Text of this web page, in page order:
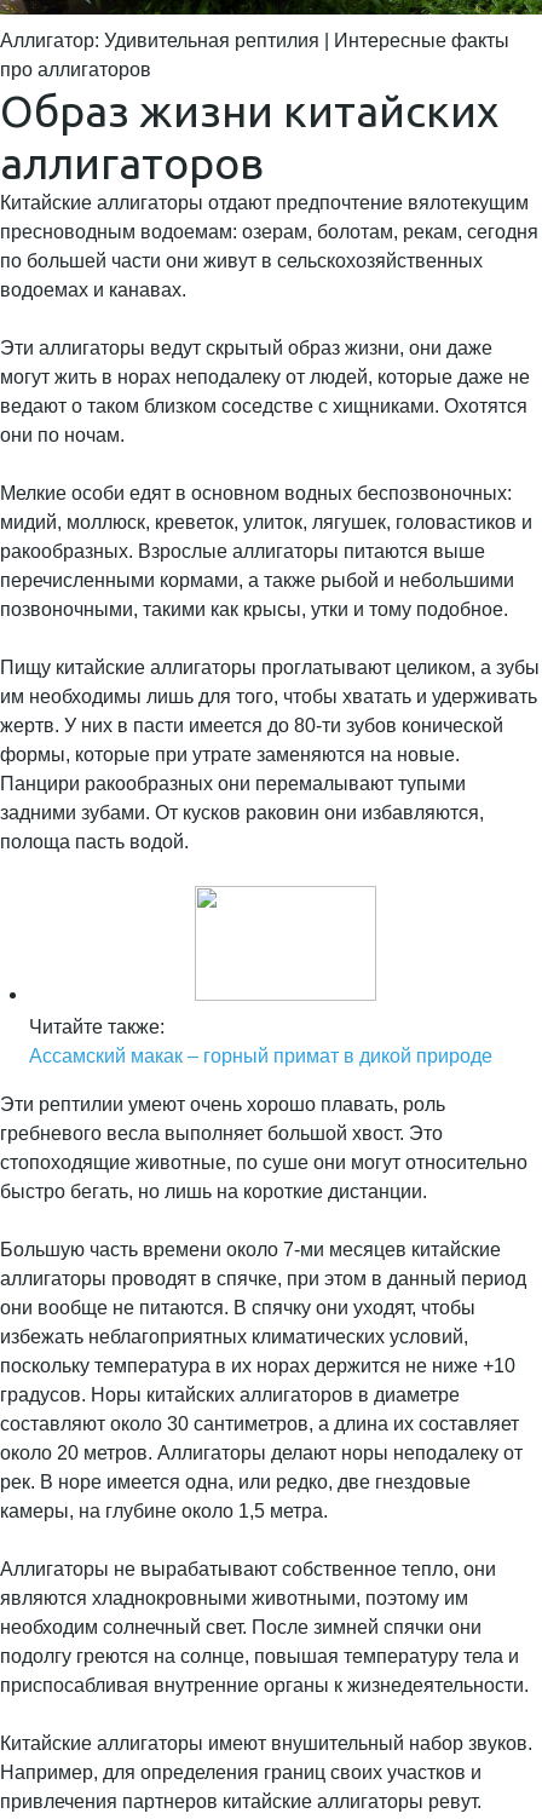
Аллигатор: Удивительная рептилия | Интересные факты
про аллигаторов
Образ жизни китайских
аллигаторов
Китайские аллигаторы отдают предпочтение вялотекущим
пресноводным водоемам: озерам, болотам, рекам, сегодня
по большей части они живут в сельскохозяйственных
водоемах и канавах.
Эти аллигаторы ведут скрытый образ жизни, они даже
могут жить в норах неподалеку от людей, которые даже не
ведают о таком близком соседстве с хищниками. Охотятся
они по ночам.
Мелкие особи едят в основном водных беспозвоночных:
мидий, моллюск, креветок, улиток, лягушек, головастиков и
ракообразных. Взрослые аллигаторы питаются выше
перечисленными кормами, а также рыбой и небольшими
позвоночными, такими как крысы, утки и тому подобное.
Пищу китайские аллигаторы проглатывают целиком, а зубы
им необходимы лишь для того, чтобы хватать и удерживать
жертв. У них в пасти имеется до 80-ти зубов конической
формы, которые при утрате заменяются на новые.
Панцири ракообразных они перемалывают тупыми
задними зубами. От кусков раковин они избавляются,
полоща пасть водой.
Читайте также:
Ассамский макак – горный примат в дикой природе
Эти рептилии умеют очень хорошо плавать, роль
гребневого весла выполняет большой хвост. Это
стопоходящие животные, по суше они могут относительно
быстро бегать, но лишь на короткие дистанции.
Большую часть времени около 7-ми месяцев китайские
аллигаторы проводят в спячке, при этом в данный период
они вообще не питаются. В спячку они уходят, чтобы
избежать неблагоприятных климатических условий,
поскольку температура в их норах держится не ниже +10
градусов. Норы китайских аллигаторов в диаметре
составляют около 30 сантиметров, а длина их составляет
около 20 метров. Аллигаторы делают норы неподалеку от
рек. В норе имеется одна, или редко, две гнездовые
камеры, на глубине около 1,5 метра.
Аллигаторы не вырабатывают собственное тепло, они
являются хладнокровными животными, поэтому им
необходим солнечный свет. После зимней спячки они
подолгу греются на солнце, повышая температуру тела и
приспосабливая внутренние органы к жизнедеятельности.
Китайские аллигаторы имеют внушительный набор звуков.
Например, для определения границ своих участков и
привлечения партнеров китайские аллигаторы ревут.